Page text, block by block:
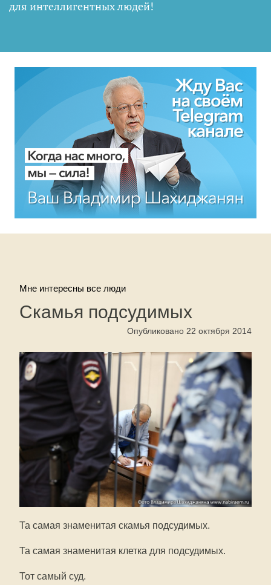
для интеллигентных людей!
Мне интересны все люди
Скамья подсудимых
Опубликовано 22 октября 2014
Та самая знаменитая скамья подсудимых.
Та самая знаменитая клетка для подсудимых.
Тот самый суд.